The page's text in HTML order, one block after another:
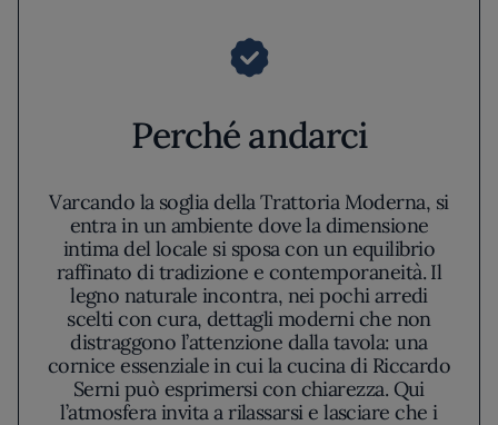
Perché andarci
Varcando la soglia della Trattoria Moderna, si
entra in un ambiente dove la dimensione
intima del locale si sposa con un equilibrio
raffinato di tradizione e contemporaneità. Il
legno naturale incontra, nei pochi arredi
scelti con cura, dettagli moderni che non
distraggono l’attenzione dalla tavola: una
cornice essenziale in cui la cucina di Riccardo
Serni può esprimersi con chiarezza. Qui
l’atmosfera invita a rilassarsi e lasciare che i